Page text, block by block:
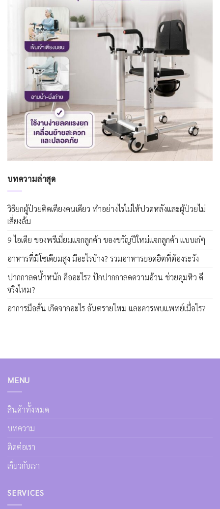
บทความล่าสุด
วิธียกผู้ป่วยติดเตียงคนเดียว ทำอย่างไรไม่ให้ปวดหลังและผู้ป่วยไม่
เสี่ยงล้ม
9 ไอเดีย ของพรีเมี่ยมแจกลูกค้า ของขวัญปีใหม่แจกลูกค้า แบบเก๋ๆ
อาหารที่มีโซเดียมสูง มีอะไรบ้าง? รวมอาหารยอดฮิตที่ต้องระวัง
ปากกาลดน้ำหนัก คืออะไร? ปักปากกาลดความอ้วน ช่วยคุมหิว ดี
จริงไหม?
อาการมือสั่น เกิดจากอะไร อันตรายไหม และควรพบแพทย์เมื่อไร?
MENU
สินค้าทั้งหมด
บทความ
ติดต่อเรา
เกี่ยวกับเรา
SERVICES